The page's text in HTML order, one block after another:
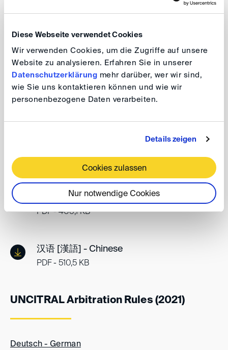
Diese Webseite verwendet Cookies
Wir verwenden Cookies, um die Zugriffe auf unsere
Website zu analysieren. Erfahren Sie in unserer
Datenschutzerklärung mehr darüber, wer wir sind,
wie Sie uns kontaktieren können und wie wir
personenbezogene Daten verarbeiten.
Details zeigen
Cookies zulassen
Nur notwendige Cookies
UNCITRAL Model Law on International
You will find the English versionhere.
Français - French
Русский - Russian
PDF - 406,1 KB
汉语 [漢語] - Chinese
PDF - 510,5 KB
UNCITRAL Arbitration Rules (2021)
Deutsch - German